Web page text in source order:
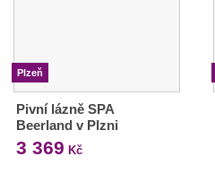
Plzeň
Pivní lázně SPA
Beerland v Plzni
3 369 Kč